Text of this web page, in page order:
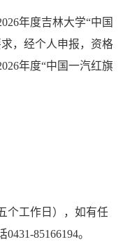
年度吉林大学“中国
，经个人申报，资格
年度“中国一汽红旗
个工作日），如有任
85166194。